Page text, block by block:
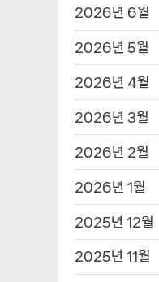
2026년 6월
2026년 5월
2026년 4월
2026년 3월
2026년 2월
2026년 1월
2025년 12월
2025년 11월